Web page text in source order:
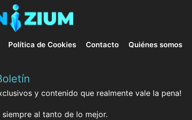
Política de Cookies Contacto Quiénes somos
y contenido que realmente vale la pena!
al tanto de lo mejor.